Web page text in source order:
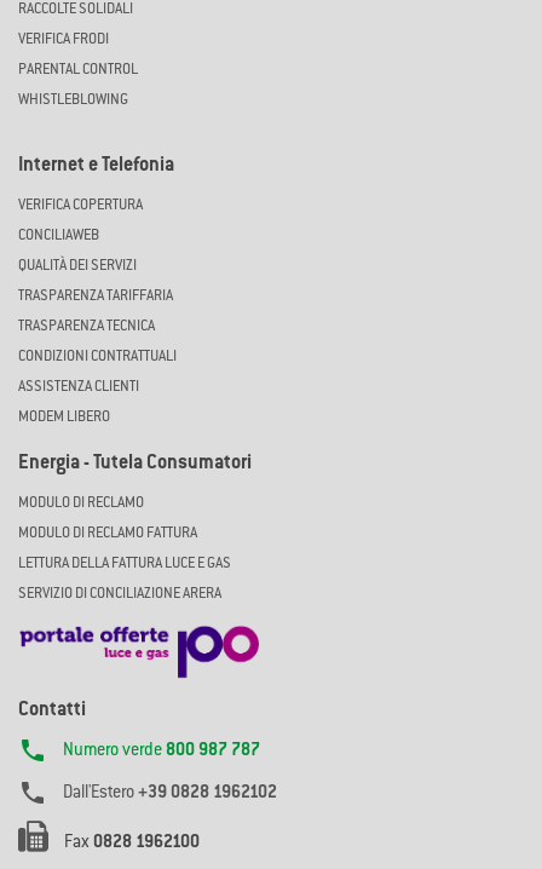
RACCOLTE SOLIDALI
VERIFICA FRODI
PARENTAL CONTROL
WHISTLEBLOWING
Internet e Telefonia
VERIFICA COPERTURA
CONCILIAWEB
QUALITÀ DEI SERVIZI
TRASPARENZA TARIFFARIA
TRASPARENZA TECNICA
CONDIZIONI CONTRATTUALI
ASSISTENZA CLIENTI
MODEM LIBERO
Energia - Tutela Consumatori
MODULO DI RECLAMO
MODULO DI RECLAMO FATTURA
LETTURA DELLA FATTURA LUCE E GAS
SERVIZIO DI CONCILIAZIONE ARERA
Contatti
 Numero verde 800 987 787
 Dall'Estero +39 0828 1962102
Fax 0828 1962100